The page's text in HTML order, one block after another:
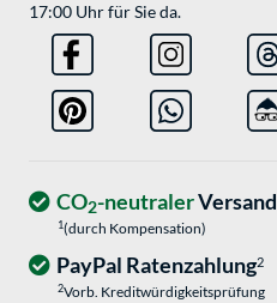
17:00 Uhr für Sie da.
CO2-neutralerVersand
1(durch Kompensation)
PayPal Ratenzahlung2
2Vorb. Kreditwürdigkeitsprüfung